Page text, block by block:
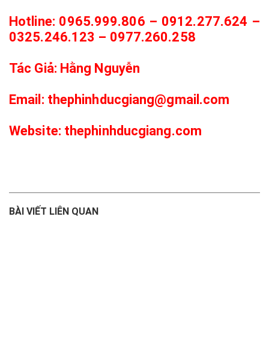
Hotline: 0965.999.806 – 0912.277.624 –
0325.246.123 – 0977.260.258
Tác Giả: Hằng Nguyễn
Email: thephinhducgiang@gmail.com
Website: thephinhducgiang.com
BÀI VIẾT LIÊN QUAN